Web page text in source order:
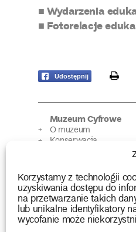
Korzystamy z technologii
uzyskiwania dostępu do
na przetwarzanie takich
lub unikalne identyfikatory
wycofanie może
■ Wydarzenia
■ Fotorelacje
Udostępnij print
Muzeum Cyfrowe
O muzeum
Konserwacja
Wydawnictwo
Multimedia
2026 Copyright by